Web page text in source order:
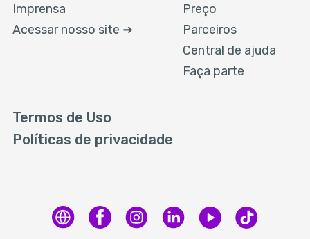
Imprensa
Acessar nosso site ➜
Preço
Parceiros
Central de ajuda
Faça parte
Termos de Uso
Políticas de privacidade